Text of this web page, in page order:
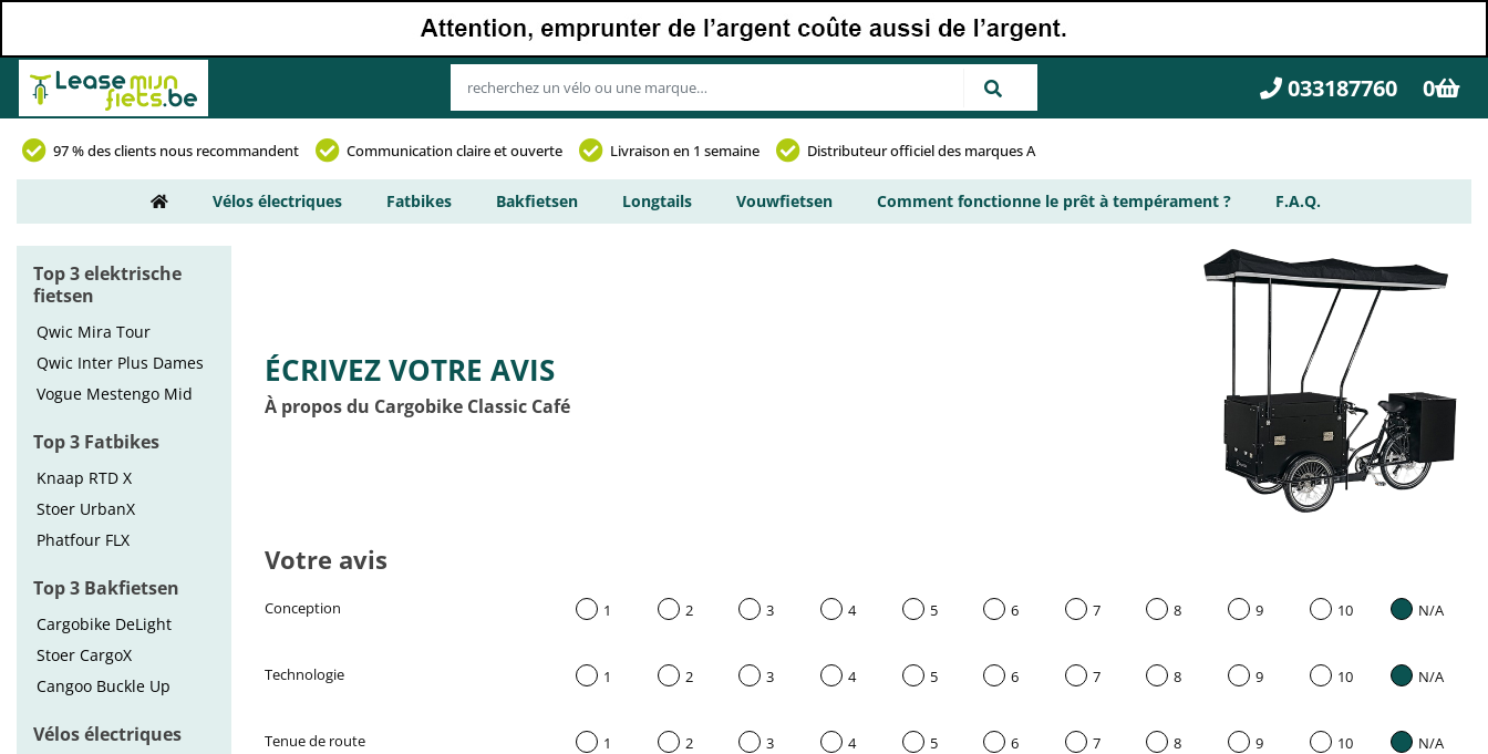
033187760 0
97 % des clients nous recommandent Communication claire et ouverte Livraison en 1 semaine Distributeur officiel des marques A
Vélos électriques Fatbikes Bakfietsen Longtails Vouwfietsen Comment fonctionne le prêt à tempérament ? F.A.Q.
Top 3 elektrische
fietsen
Qwic Mira Tour
Qwic Inter Plus Dames
Vogue Mestengo Mid
Top 3 Fatbikes
Knaap RTD X
Stoer UrbanX
Phatfour FLX
Top 3 Bakfietsen
Cargobike DeLight
Stoer CargoX
Cangoo Buckle Up
Vélos électriques
ÉCRIVEZ VOTRE AVIS
À propos du Cargobike Classic Café
Votre avis
Conception 1 2 3 4 5 6 7 8 9 10 N/A
Technologie 1 2 3 4 5 6 7 8 9 10 N/A
Tenue de route 1 2 3 4 5 6 7 8 9 10 N/A